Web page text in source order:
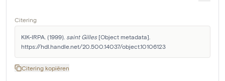
Citering
KIK-IRPA. (1999). saint Gilles [Object metadata].
https://hdl.handle.net/20.500.14037/object.10106123
Citering kopiëren